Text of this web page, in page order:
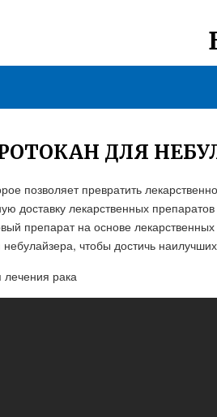
ДЛЯ
позволяет превратить
доставку лекарственных
препарат на основе
чтобы достичь
лечения рака